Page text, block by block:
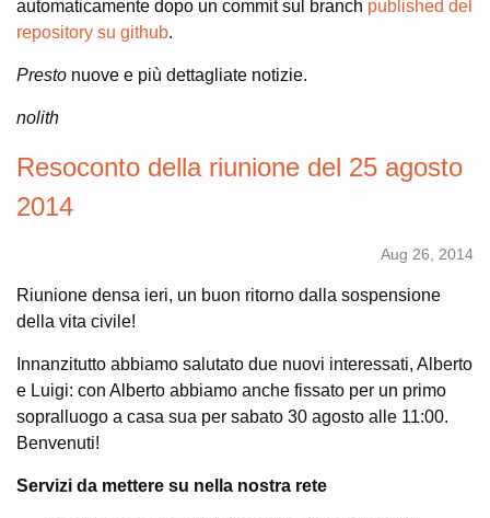
automaticamente dopo un commit sul branch published del
repository su github.
Presto nuove e più dettagliate notizie.
nolith
Resoconto della riunione del 25 agosto
2014
Aug 26, 2014
Riunione densa ieri, un buon ritorno dalla sospensione
della vita civile!
Innanzitutto abbiamo salutato due nuovi interessati, Alberto
e Luigi: con Alberto abbiamo anche fissato per un primo
sopralluogo a casa sua per sabato 30 agosto alle 11:00.
Benvenuti!
Servizi da mettere su nella nostra rete